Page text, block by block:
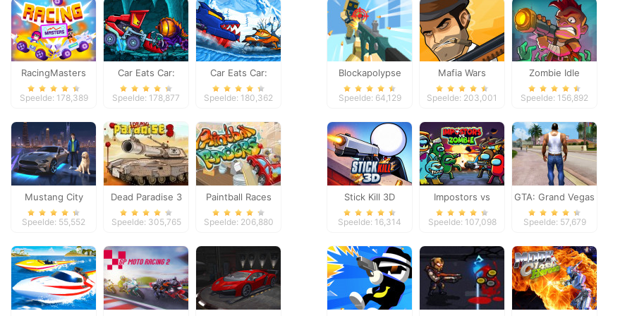
RacingMasters
Speelde: 178,389
Car Eats Car:
Dungeon
Adventure
Speelde: 178,877
Car Eats Car:
Winter Adventure
Speelde: 180,362
Mustang City
Driver
Speelde: 55,552
Dead Paradise 3
Speelde: 305,765
Paintball Races
Speelde: 206,880
Blockapolypse
Zombie Shooter
Speelde: 64,129
Mafia Wars
Speelde: 203,001
Zombie Idle
Defense Online
Speelde: 156,892
Stick Kill 3D
Speelde: 16,314
Impostors vs
Zombies: Survival
Speelde: 107,098
GTA: Grand Vegas
Crime
Speelde: 57,679